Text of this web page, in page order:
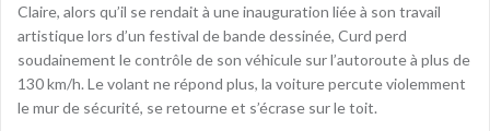
Claire, alors qu’il se rendait à une inauguration liée à son travail
artistique lors d’un festival de bande dessinée, Curd perd
soudainement le contrôle de son véhicule sur l’autoroute à plus de
130 km/h. Le volant ne répond plus, la voiture percute violemment
le mur de sécurité, se retourne et s’écrase sur le toit.